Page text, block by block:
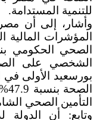
للتنمية المستدامة.
وأشار، إلى أن
المؤشرات المالية
بورسعيد الأولى
التأمين الصحي
وتابع: أن الدولة